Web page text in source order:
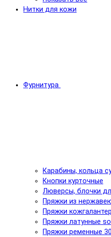
Нитки для кожи
Фурнитура
Карабины, кольца
Кнопки курточные
Люверсы, блочки
Пряжки из
Пряжки
Пряжки латунные
Пряжки ременные